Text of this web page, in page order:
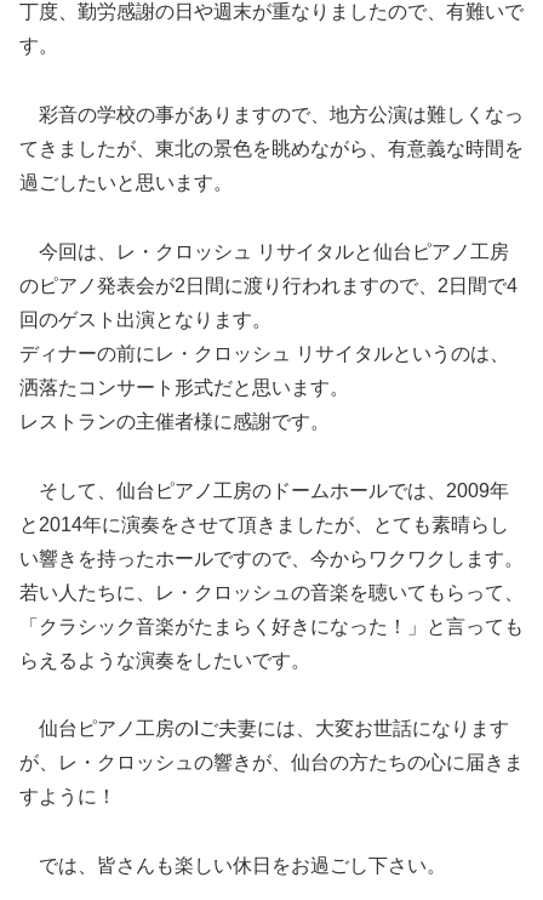
丁度、勤労感謝の日や週末が重なりましたので、有難いで
す。
彩音の学校の事がありますので、地方公演は難しくなっ
てきましたが、東北の景色を眺めながら、有意義な時間を
過ごしたいと思います。
今回は、レ・クロッシュ リサイタルと仙台ピアノ工房
のピアノ発表会が2日間に渡り行われますので、2日間で4
回のゲスト出演となります。
ディナーの前にレ・クロッシュ リサイタルというのは、
洒落たコンサート形式だと思います。
レストランの主催者様に感謝です。
そして、仙台ピアノ工房のドームホールでは、2009年
と2014年に演奏をさせて頂きましたが、とても素晴らし
い響きを持ったホールですので、今からワクワクします。
若い人たちに、レ・クロッシュの音楽を聴いてもらって、
「クラシック音楽がたまらく好きになった！」と言っても
らえるような演奏をしたいです。
仙台ピアノ工房のIご夫妻には、大変お世話になります
が、レ・クロッシュの響きが、仙台の方たちの心に届きま
すように！
では、皆さんも楽しい休日をお過ごし下さい。